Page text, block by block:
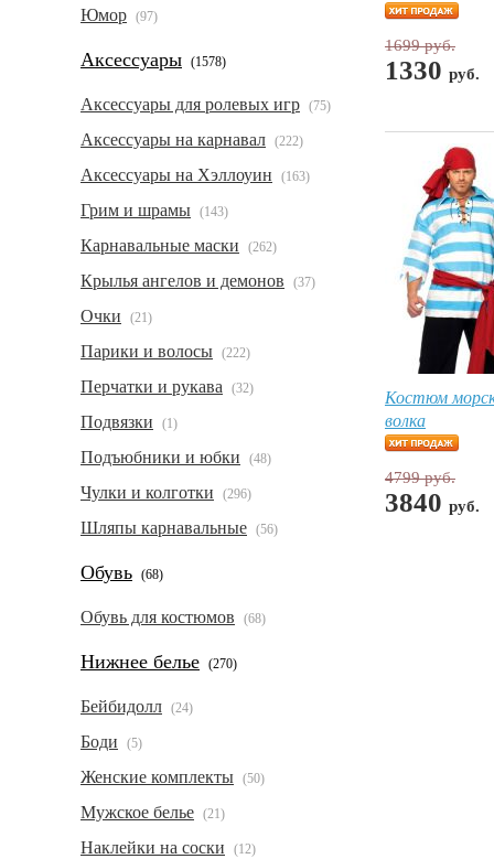
Юмор (97)
Аксессуары (1578)
Аксессуары для ролевых игр (75)
Аксессуары на карнавал (222)
Аксессуары на Хэллоуин (163)
Грим и шрамы (143)
Карнавальные маски (262)
Крылья ангелов и демонов (37)
Очки (21)
Парики и волосы (222)
Перчатки и рукава (32)
Подвязки (1)
Подъюбники и юбки (48)
Чулки и колготки (296)
Шляпы карнавальные (56)
Обувь (68)
Обувь для костюмов (68)
Нижнее белье (270)
Бейбидолл (24)
Боди (5)
Женские комплекты (50)
Мужское белье (21)
Наклейки на соски (12)
1699 руб.
1330 руб.
Костюм
волка
4799 руб.
3840 руб.